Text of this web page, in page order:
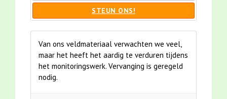
STEUN ONS!
Van ons veldmateriaal verwachten we veel,
maar het heeft het aardig te verduren tijdens
het monitoringswerk. Vervanging is geregeld
nodig.